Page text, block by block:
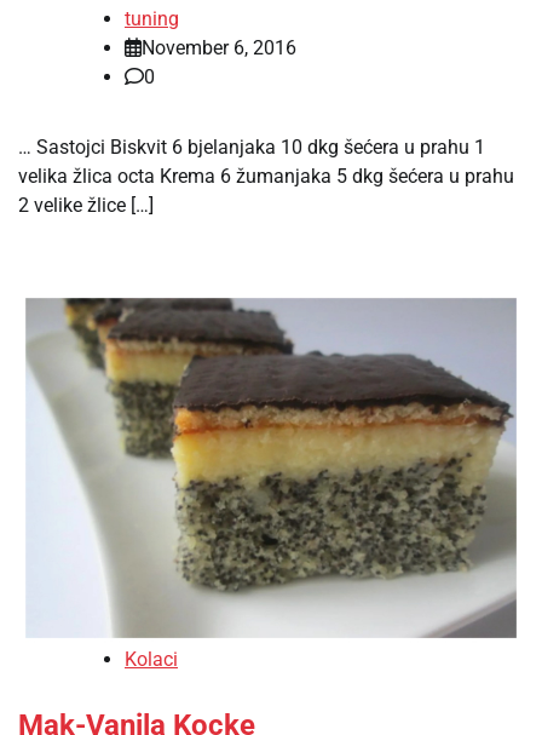
tuning
November 6, 2016
0
… Sastojci Biskvit 6 bjelanjaka 10 dkg šećera u prahu 1
velika žlica octa Krema 6 žumanjaka 5 dkg šećera u prahu
2 velike žlice […]
Kolaci
Mak-Vanila Kocke